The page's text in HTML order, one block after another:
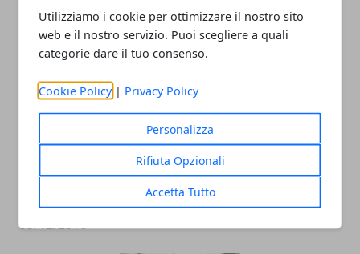
Utilizziamo i cookie per ottimizzare il nostro sito
web e il nostro servizio. Puoi scegliere a quali
categorie dare il tuo consenso.
Cookie Policy | Privacy Policy
Personalizza
Rifiuta Opzionali
Accetta Tutto
Projects Cars: degno rivale di Assetto
05/12/2016